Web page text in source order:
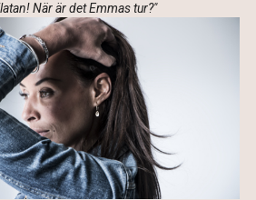
När är det Emmas tur?"